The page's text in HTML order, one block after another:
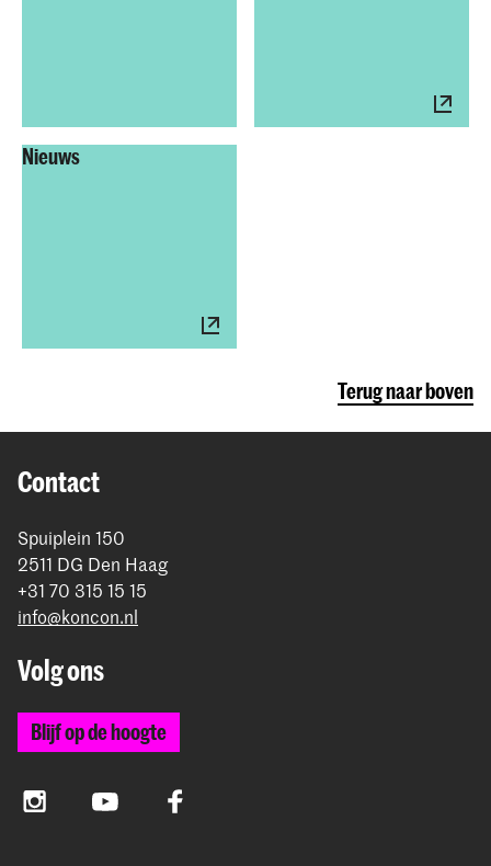
Nieuws
Terug naar boven
Contact
Spuiplein 150
2511 DG Den Haag
+31 70 315 15 15
info@koncon.nl
Volg ons
Blijf op de hoogte
InstagramYouTube Facebook